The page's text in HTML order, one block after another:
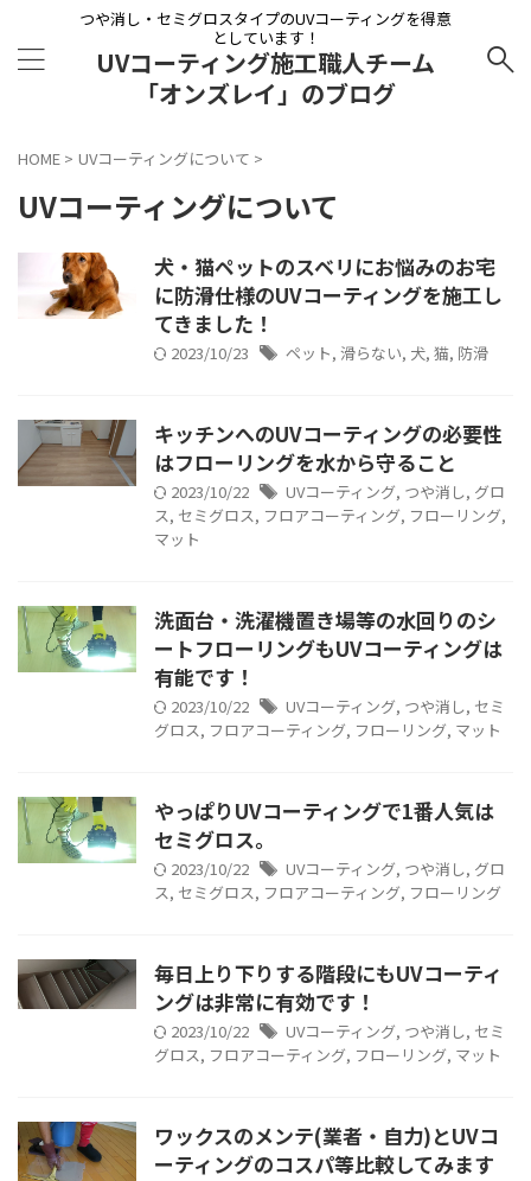
つや消し・セミグロスタイプのUVコーティングを得意
としています！
UVコーティング施工職人チーム
「オンズレイ」のブログ
HOME > UVコーティングについて >
UVコーティングについて
犬・猫ペットのスベリにお悩みのお宅
に防滑仕様のUVコーティングを施工し
てきました！
2023/10/23 ペット, 滑らない, 犬, 猫, 防滑
キッチンへのUVコーティングの必要性
はフローリングを水から守ること
2023/10/22 UVコーティング, つや消し, グロ
ス, セミグロス, フロアコーティング, フローリング,
マット
洗面台・洗濯機置き場等の水回りのシ
ートフローリングもUVコーティングは
有能です！
2023/10/22 UVコーティング, つや消し, セミ
グロス, フロアコーティング, フローリング, マット
やっぱりUVコーティングで1番人気は
セミグロス。
2023/10/22 UVコーティング, つや消し, グロ
ス, セミグロス, フロアコーティング, フローリング
毎日上り下りする階段にもUVコーティ
ングは非常に有効です！
2023/10/22 UVコーティング, つや消し, セミ
グロス, フロアコーティング, フローリング, マット
ワックスのメンテ(業者・自力)とUVコ
ーティングのコスパ等比較してみます